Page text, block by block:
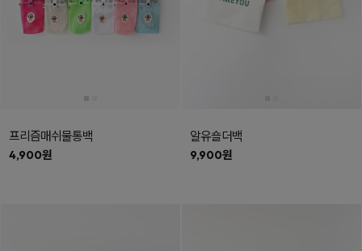
프리즘매쉬물통백
4,900원
알유숄더백
9,900원